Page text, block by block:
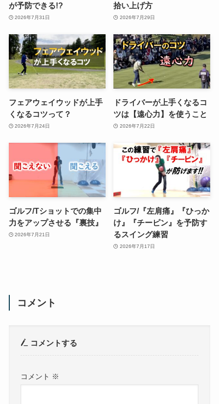
が予防できる!?
2026年7月31日
拾い上げ方
2026年7月29日
フェアウェイウッドが上手
くなるコツって？
2026年7月24日
ドライバーが上手くなるコ
ツは【遠心力】を使うこと
2026年7月22日
ゴルフ/Tショットでの集中
力をアップさせる『裏技』
2026年7月21日
ゴルフ/『左肩痛』『ひっか
け』『チーピン』を予防す
るスイング練習
2026年7月17日
コメント
コメントする
コメント ※